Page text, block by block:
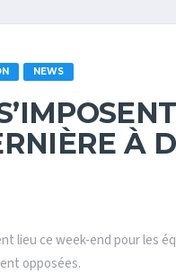
NEWS
À
lieu ce week-end pour les
opposées.